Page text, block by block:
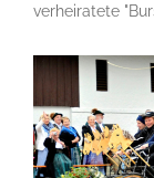
verheiratete